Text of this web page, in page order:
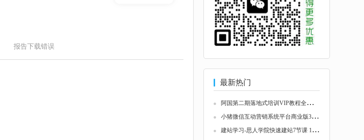
报告下载错误
最新热门
阿
国第二期落地式培训VIP教程全套高清价值600...
小
猪微信互动营销系统平台商业版360全景+手机...
建
站学习-思人学院快速建站7节课 126819